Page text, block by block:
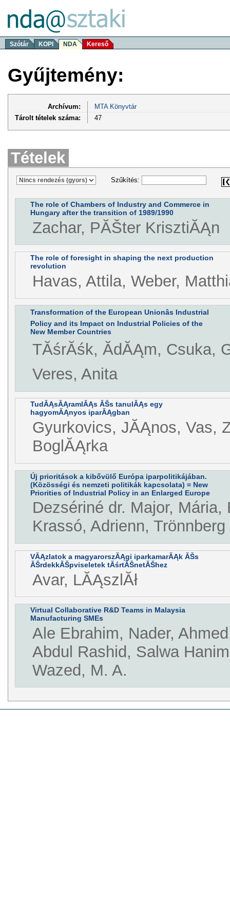
Szótár KOPI NDA Kereső
Gyűjtemény:
Archívum:
MTA Könyvtár
Tárolt tételek száma:
47
Tételek
Szűkítés:
The role of Chambers of Industry and Commerce in
Hungary after the transition of 1989/1990
Zachar, PĂŠter KrisztiĂĄn
The role of foresight in shaping the next production
revolution
Havas, Attila, Weber,
Transformation of the European Unionâs Industrial
Policy and its Impact on Industrial Policies of the
New Member Countries
TĂśrĂśk, ĂdĂĄm, Csuka,
Veres, Anita
TudĂĄsĂĄramlĂĄs ĂŠs tanulĂĄs egy
hagyomĂĄnyos iparĂĄgban
Gyurkovics, JĂĄnos, Vas,
BoglĂĄrka
Új prioritások a kibővülő Európa iparpolitikájában.
(Közösségi és nemzeti politikák kapcsolata) = New
Priorities of Industrial Policy in an Enlarged Europe
Dezsériné dr. Major,
Krassó, Adrienn,
VĂĄzlatok a magyarorszĂĄgi iparkamarĂĄk ĂŠs
ĂŠrdekkĂŠpviseletek tĂśrtĂŠnetĂŠhez
Avar, LĂĄszlĂł
Virtual Collaborative R&D Teams in Malaysia
Manufacturing SMEs
Ale Ebrahim, Nader,
Abdul Rashid, Salwa
Wazed, M. A.